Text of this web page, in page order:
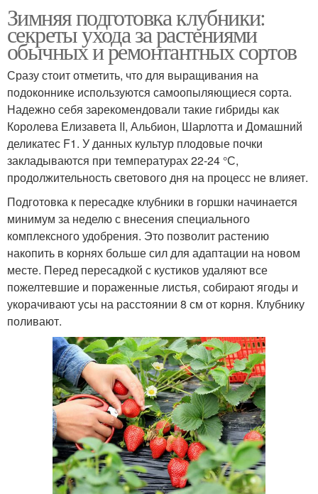
Зимняя подготовка клубники:
секреты ухода за растениями
обычных и ремонтантных сортов
Сразу стоит отметить, что для выращивания на
подоконнике используются самоопыляющиеся сорта.
Надежно себя зарекомендовали такие гибриды как
Королева Елизавета II, Альбион, Шарлотта и Домашний
деликатес F1. У данных культур плодовые почки
закладываются при температурах 22-24 °С,
продолжительность светового дня на процесс не влияет.
Подготовка к пересадке клубники в горшки начинается
минимум за неделю с внесения специального
комплексного удобрения. Это позволит растению
накопить в корнях больше сил для адаптации на новом
месте. Перед пересадкой с кустиков удаляют все
пожелтевшие и пораженные листья, собирают ягоды и
укорачивают усы на расстоянии 8 см от корня. Клубнику
поливают.